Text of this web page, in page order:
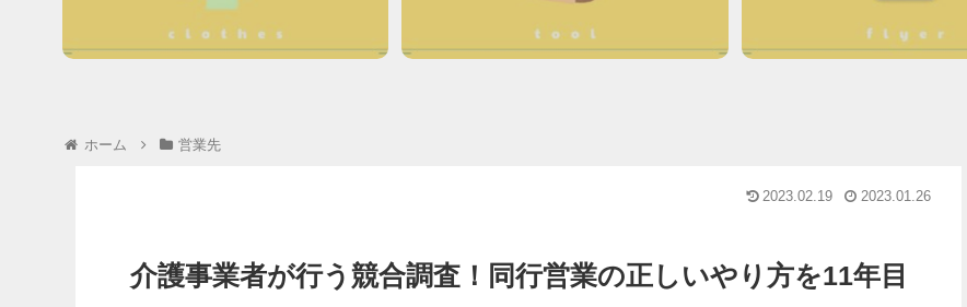
ホーム 営業先
介護事業者が行う競合調査！同行営業の正しいやり方を11年目
2023.02.19 2023.01.26